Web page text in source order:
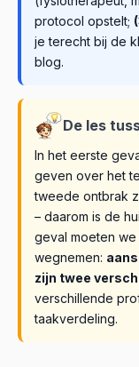
protocol opstelt;
je terecht bij de
blog.
De les
In het eerste
geven over het
tweede ontbrak
– daarom is de
geval moeten
wegnemen:
zijn twee
verschillende
taakverdeling.